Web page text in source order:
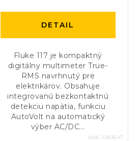
DETAIL
Fluke 117 je kompaktný
digitálny multimeter True-
RMS navrhnutý pre
elektrikárov. Obsahuje
integrovanú bezkontaktnú
detekciu napätia, funkciu
AutoVolt na automatický
výber AC/DC...
Kód:2583647